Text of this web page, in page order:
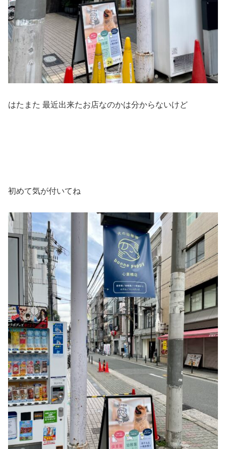
はたまた 最近出来たお店なのかは分からないけど
初めて気が付いてね